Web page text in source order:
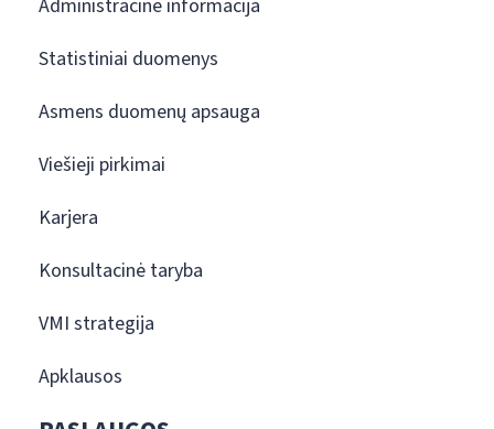
Administracinė informacija
Statistiniai duomenys
Asmens duomenų apsauga
Viešieji pirkimai
Karjera
Konsultacinė taryba
VMI strategija
Apklausos